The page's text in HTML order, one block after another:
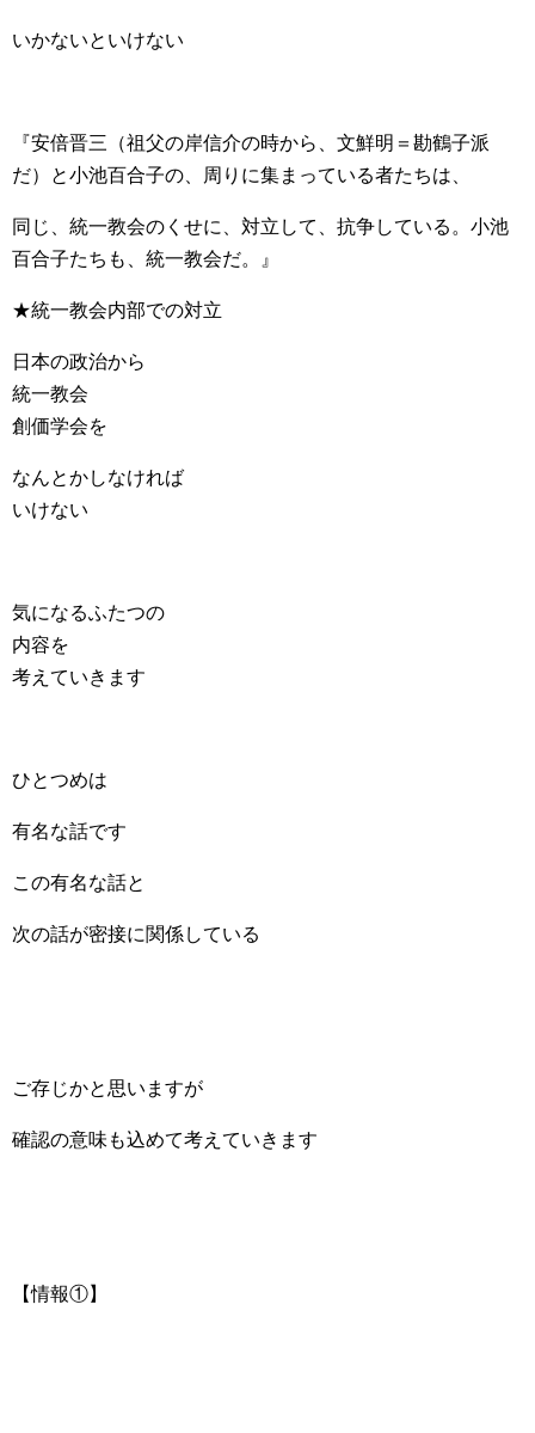
いかないといけない
『安倍晋三（祖父の岸信介の時から、文鮮明＝勘鶴子派
だ）と小池百合子の、周りに集まっている者たちは、
同じ、統一教会のくせに、対立して、抗争している。小池
百合子たちも、統一教会だ。』
★統一教会内部での対立
日本の政治から
統一教会
創価学会を
なんとかしなければ
いけない
気になるふたつの
内容を
考えていきます
ひとつめは
有名な話です
この有名な話と
次の話が密接に関係している
ご存じかと思いますが
確認の意味も込めて考えていきます
【情報①】